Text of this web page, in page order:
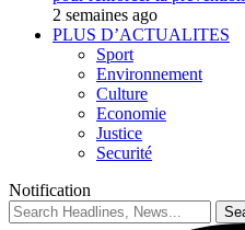
2 semaines ago
PLUS D’ACTUALITES
Sport
Environnement
Culture
Economie
Justice
Securité
Notification